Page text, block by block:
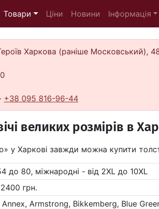
Товари Ціни Новини Інформація
Харкова (раніше Московський),
+38 095 816-96-44
великих розмірів в
у Харкові завжди можна купити
до 80, міжнародні - від 2XL до 10XL
грн.
Armstrong, Bikkemberg, Blue